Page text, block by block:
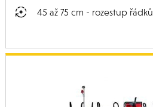
45 až 75 cm - rozestup řádků